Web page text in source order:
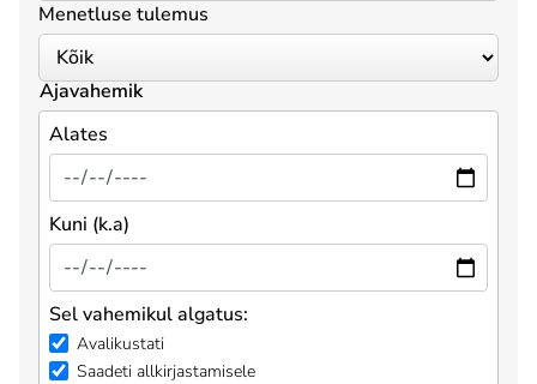
Menetluse tulemus
Ajavahemik
Alates
Kuni (k.a)
Sel vahemikul algatus:
Avalikustati
Saadeti allkirjastamisele